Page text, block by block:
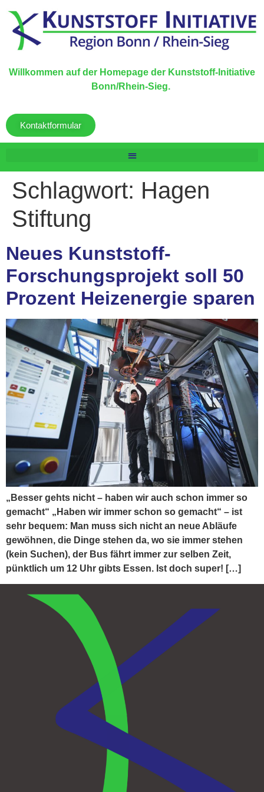
Willkommen auf der Homepage der Kunststoff-Initiative
Bonn/Rhein-Sieg.
Kontaktformular
Schlagwort: Hagen
Stiftung
Neues Kunststoff-
Forschungsprojekt soll 50
Prozent Heizenergie sparen
„Besser gehts nicht – haben wir auch schon immer so
gemacht“ „Haben wir immer schon so gemacht“ – ist
sehr bequem: Man muss sich nicht an neue Abläufe
gewöhnen, die Dinge stehen da, wo sie immer stehen
(kein Suchen), der Bus fährt immer zur selben Zeit,
pünktlich um 12 Uhr gibts Essen. Ist doch super! […]